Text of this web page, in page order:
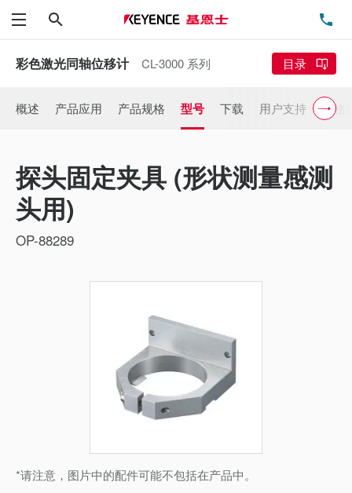
菜单
彩色激光同轴位移计 CL-3000 系列 目录
概述 产品应用 产品规格 型号 下载 用户支持 价格
探头固定夹具 (形状测量感测
头用)
OP-88289
*请注意，图片中的配件可能不包括在产品中。